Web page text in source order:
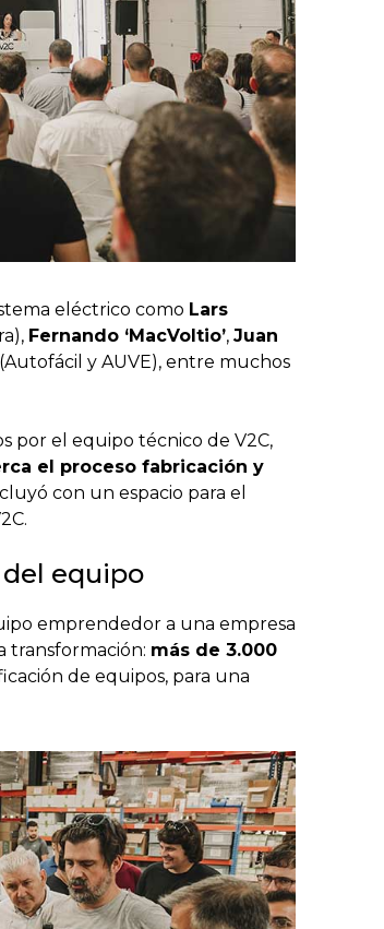
eléctrico como Lars
Fernando ‘MacVoltio’, Juan
y AUVE), entre muchos
por el equipo técnico de V2C,
el proceso fabricación y
con un espacio para el
equipo
emprendedor a una empresa
transformación: más de 3.000
de equipos, para una